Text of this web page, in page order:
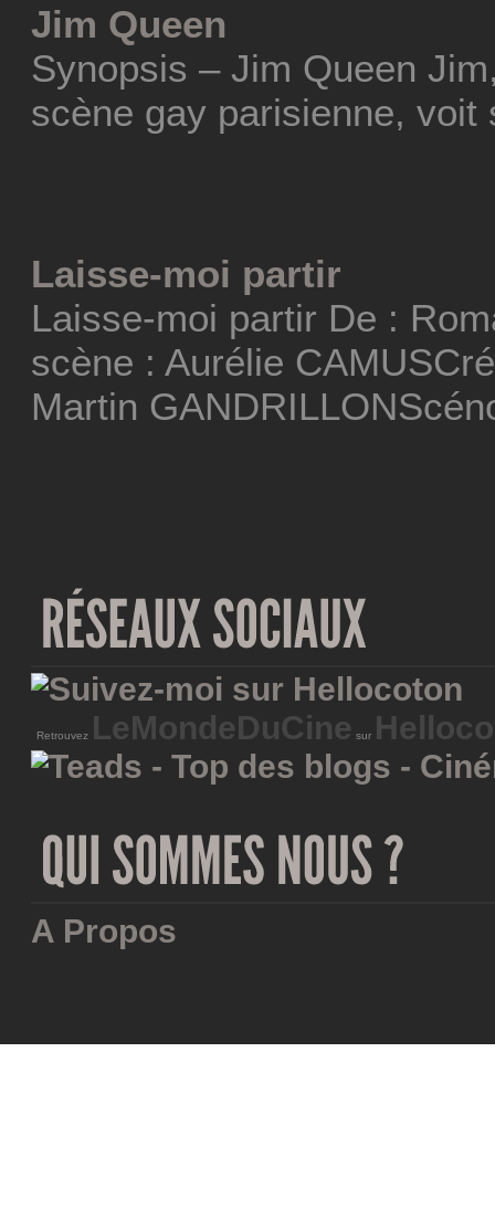
Jim Queen
Synopsis – Jim Queen
scène gay parisienne, voit
Laisse-moi partir
Laisse-moi partir De :
scène : Aurélie
Martin
Retrouvez LeMondeDuCine sur
A Propos